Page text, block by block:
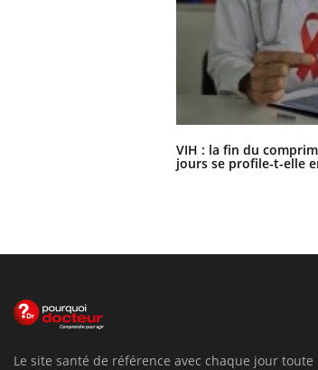
VIH : la fin du
jours se profile-t-elle
Le site santé de référence avec chaque jour